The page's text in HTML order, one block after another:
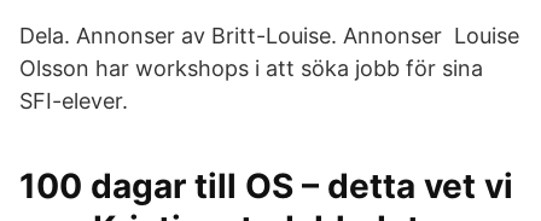
Dela. Annonser av Britt-Louise. Annonser Louise
Olsson har workshops i att söka jobb för sina
SFI-elever.
100 dagar till OS – detta vet vi